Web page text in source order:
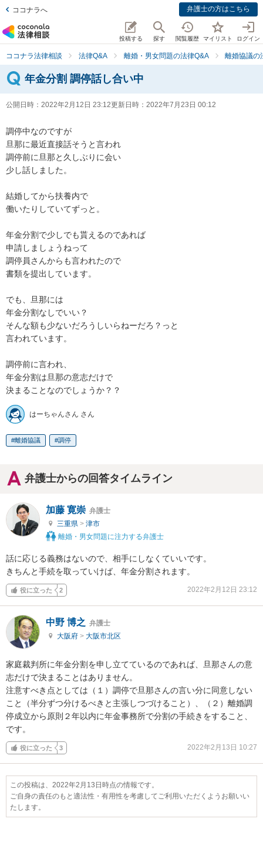
ココナラへ 弁護士の方はこちら
投稿する 探す 閲覧履歴 マイリスト ログイン
ココナラ法律相談 法律Q&A 離婚・男女問題の法律Q&A 離婚協議の
年金分割 調停話し合い中
公開日時： 2022年2月12日 23:12更新日時： 2022年7月23日 00:12
調停中なのですが
旦那に最近直接話そうと言われ
調停前に旦那と久しぶりに会い
少し話しました。
結婚してから扶養内で
働いたりしていてずっと。
年金分割で少しでも貰えるのであれば
申請しましょうねって
調停員さんからも言われたので
書類を提出しています。
でも、旦那には
年金分割なしでいい？
そんな額も少ないだろうしいらねーだろ？っと
言われています。
調停前に言われ、
年金分割は旦那の意志だけで
決まることなのでしょうか？？
はーちゃんさん さん
離婚協議 調停
弁護士からの回答タイムライン
加藤 寛崇 弁護士
三重県 > 津市
離婚・男女問題に注力する弁護士
話に応じる義務はないので、相手にしなくていいです。
きちんと手続を取っていけば、年金分割されます。
役に立った 2 2022年2月12日 23:12
中野 博之 弁護士
大阪府 > 大阪市北区
家庭裁判所に年金分割を申し立てているのであれば、旦那さんの意
志だけで決まることはありません。
注意すべき点としては（１）調停で旦那さんの言い分に同意しない
こと（半分ずつ分けるべきと主張しつづけること）、（２）離婚調
停成立から原則２年以内に年金事務所で分割の手続きをすること、
です。
役に立った 3 2022年2月13日 10:27
この投稿は、2022年2月13日時点の情報です。
ご自身の責任のもと適法性・有用性を考慮してご利用いただくようお願いい
たします。